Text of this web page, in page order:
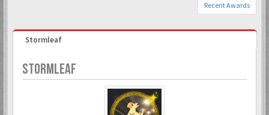
Recent Awards
Stormleaf
STORMLEAF